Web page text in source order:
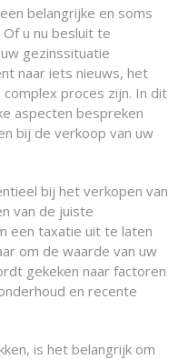
belangrijke en soms
u nu besluit te
gezinssituatie
naar iets nieuws, het
proces zijn. In dit
aspecten bespreken
bij de verkoop van uw
bij het verkopen van
van de juiste
een ​​taxatie uit te laten
om de waarde van uw
gekeken naar factoren
en recente
is het belangrijk om